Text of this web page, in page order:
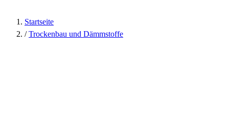
Startseite
/ Trockenbau und Dämmstoffe